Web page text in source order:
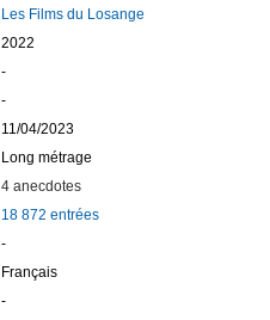
Les Films du Losange
2022
-
-
11/04/2023
Long métrage
4 anecdotes
18 872 entrées
-
Français
-